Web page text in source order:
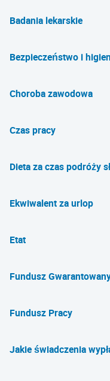
Badania lekarskie
Bezpieczeństwo i
Choroba zawodowa
Czas pracy
Dieta za czas podróży
Ekwiwalent za urlop
Etat
Fundusz
Fundusz Pracy
Jakie świadczenia